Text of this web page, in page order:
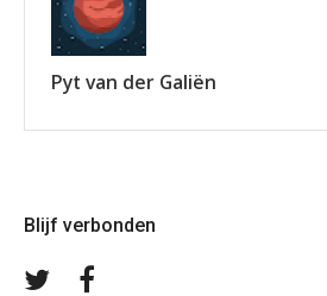
Pyt van der Galiën
Blijf verbonden
Volg